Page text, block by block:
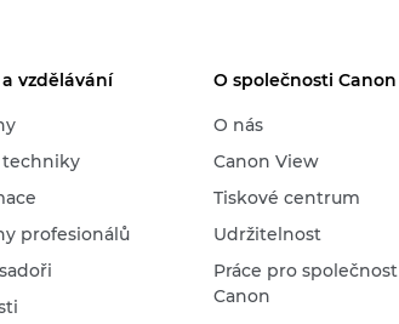
vzdělávání
techniky
profesionálů
O společnosti Canon
O nás
Canon View
Tiskové centrum
Udržitelnost
Práce pro společnost
Canon